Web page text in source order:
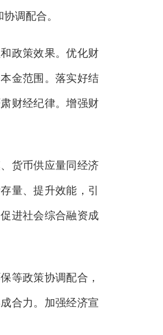
调配合。
政策效果。优化财
金范围。落实好结
财经纪律。增强财
货币供应量同经济
量、提升效能，引
进社会综合融资成
政策协调配合，
合力。加强经济宣